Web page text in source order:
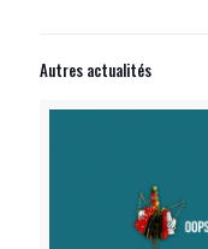
Autres actualités